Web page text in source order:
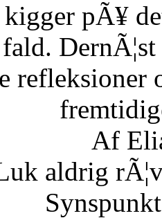
pÃ¥
refleksioner
Af
aldrig